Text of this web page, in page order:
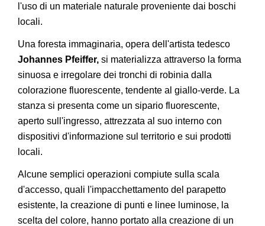
l'uso di un materiale naturale proveniente dai boschi
locali.
Una foresta immaginaria, opera dell'artista tedesco
Johannes Pfeiffer, si materializza attraverso la forma
sinuosa e irregolare dei tronchi di robinia dalla
colorazione fluorescente, tendente al giallo-verde. La
stanza si presenta come un sipario fluorescente,
aperto sull'ingresso, attrezzata al suo interno con
dispositivi d'informazione sul territorio e sui prodotti
locali.
Alcune semplici operazioni compiute sulla scala
d'accesso, quali l'impacchettamento del parapetto
esistente, la creazione di punti e linee luminose, la
scelta del colore, hanno portato alla creazione di un